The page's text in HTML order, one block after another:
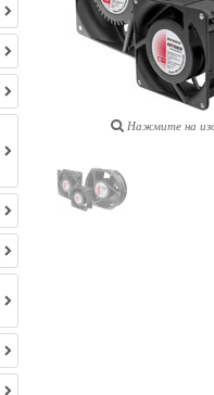
Нажмите на